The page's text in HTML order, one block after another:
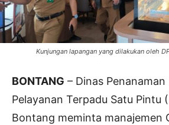
Kunjungan lapangan yang dilakukan oleh
BONTANG – Dinas
Pelayanan Terpadu Satu Pintu
Bontang meminta manajemen